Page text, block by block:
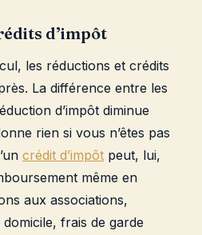
d’impôt
les réductions et crédits
La différence entre les
d’impôt diminue
rien si vous n’êtes pas
crédit d’impôt peut, lui,
même en
aux associations,
domicile, frais de garde